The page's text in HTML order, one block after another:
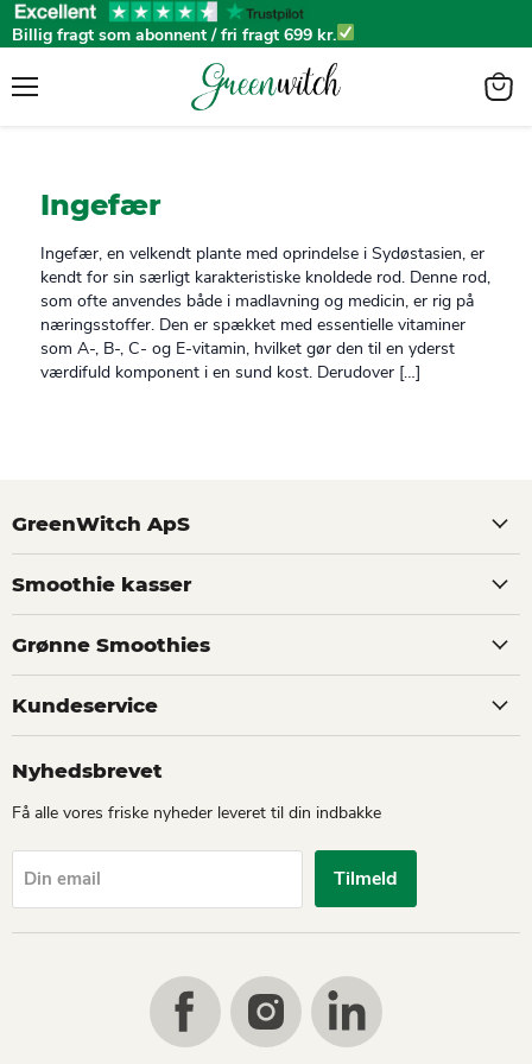
Billig fragt som abonnent / fri fragt 699 kr.
Ingefær
Ingefær, en velkendt plante med oprindelse i Sydøstasien, er
kendt for sin særligt karakteristiske knoldede rod. Denne rod,
som ofte anvendes både i madlavning og medicin, er rig på
næringsstoffer. Den er spækket med essentielle vitaminer
som A-, B-, C- og E-vitamin, hvilket gør den til en yderst
værdifuld komponent i en sund kost. Derudover […]
GreenWitch ApS
Smoothie kasser
Grønne Smoothies
Kundeservice
Nyhedsbrevet
Få alle vores friske nyheder leveret til din indbakke
Din email Tilmeld
Find
us
on
Find
us
on
us